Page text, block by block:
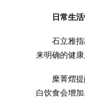
日常生
石立雅
来明确的健康
糜菁熠
白饮食会增